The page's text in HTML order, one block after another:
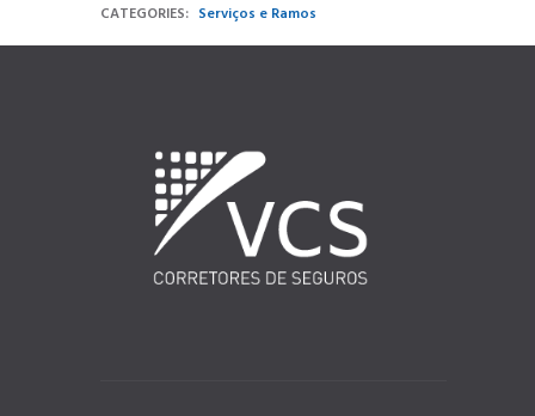
CATEGORIES: Serviços e Ramos